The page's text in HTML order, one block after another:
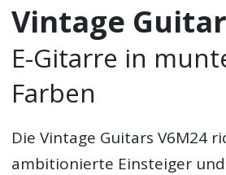
Vintage
E-Gitarre in
Farben
DieVintage Guitars V6M24
ambitionierte Einsteiger und